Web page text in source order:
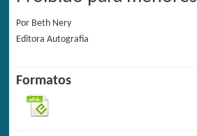
Por Beth Nery
Editora Autografia
Formatos